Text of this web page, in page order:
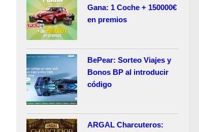
Gana: 1 Coche + 150000€
en premios
BePear: Sorteo Viajes y
Bonos BP al introducir
código
ARGAL Charcuteros: